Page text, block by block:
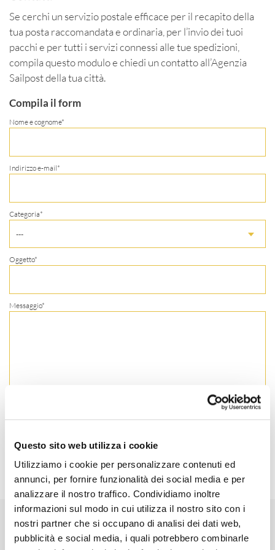
Questo sito web utilizza i cookie
Utilizziamo i cookie per personalizzare contenuti ed
annunci, per fornire funzionalità dei social media e per
analizzare il nostro traffico. Condividiamo inoltre
informazioni sul modo in cui utilizza il nostro sito con i
nostri partner che si occupano di analisi dei dati web,
pubblicità e social media, i quali potrebbero combinarle
Se cerchi un servizio postale efficace per il recapito della
tua posta raccomandata e ordinaria, per l’invio dei tuoi
pacchi e per tutti i servizi connessi alle tue spedizioni,
compila questo modulo e chiedi un contatto all’Agenzia
Sailpost della tua città.
Compila il form
Nome e cognome*
Indirizzo e-mail*
Categoria*
---
Oggetto*
Messaggio*
Accetta la nostra informativa sullaprivacy
Vuoi lavorare con noi?